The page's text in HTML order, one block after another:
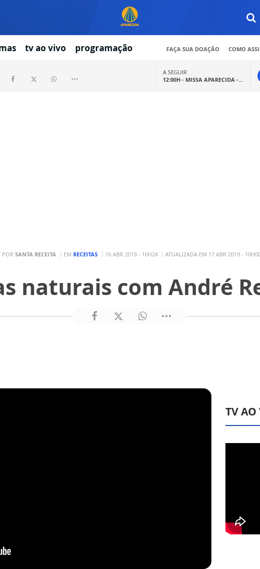
tv ao vivo programação FAÇA SUA DOAÇÃO COMO
A SEGUIR
12:00H - MISSA APARECIDA -...
POR SANTA RECEITA EM RECEITAS 16 ABR 2019 - 16H24 ATUALIZADA EM 17 ABR 2019 -
naturais com André
TV AO